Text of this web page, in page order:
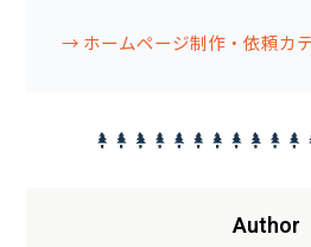
→ ホームページ制作・依頼カ
Author